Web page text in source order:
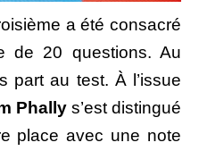
a été consacré
de 20 questions. Au
part au test. À l’issue
Phally s’est distingué
place avec une note